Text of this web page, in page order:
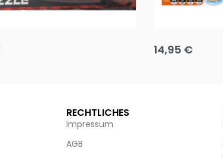
14,95 €
RECHTLICHES
Impressum
AGB